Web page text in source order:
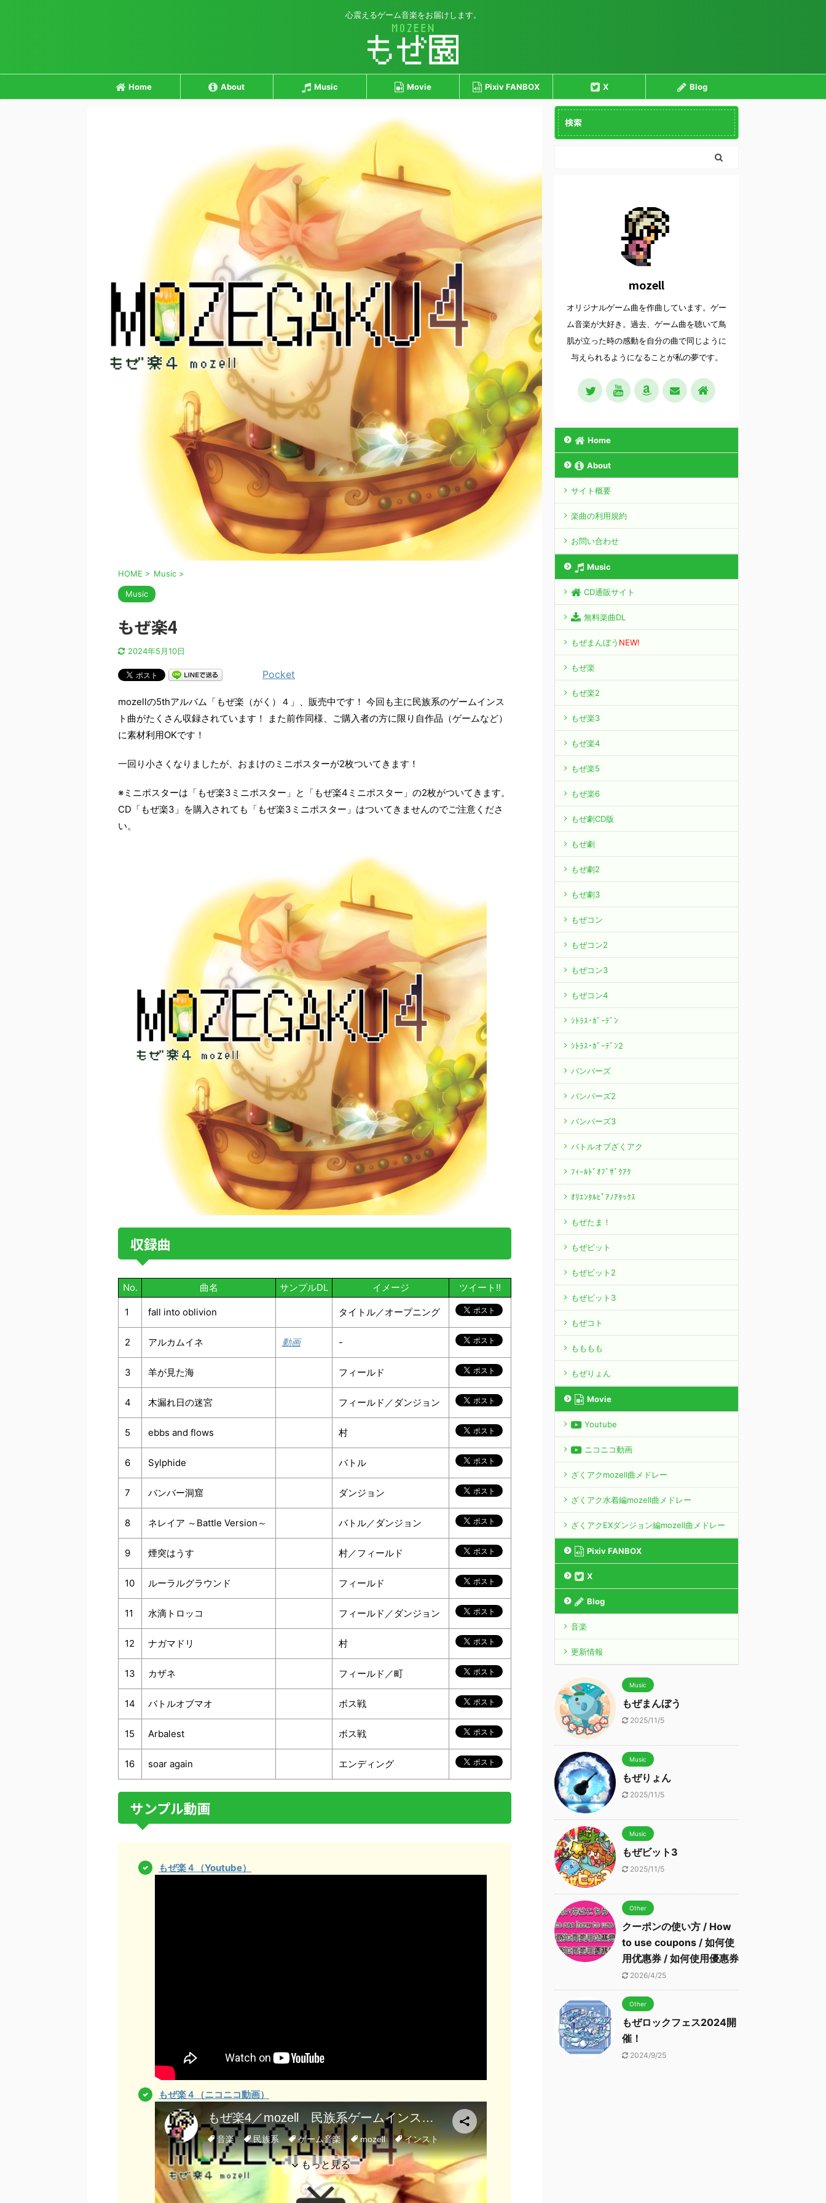
心震えるゲーム音楽をお届けします。
Home About Music Movie Pixiv FANBOX X Blog
HOME > Music >
Music
もぜ楽4
2024年5月10日
Pocket
mozellの5thアルバム「もぜ楽（がく）４」、販売中です！ 今回も主に民族系のゲームインス
ト曲がたくさん収録されています！ また前作同様、ご購入者の方に限り自作品（ゲームなど）
に素材利用OKです！
一回り小さくなりましたが、おまけのミニポスターが2枚ついてきます！
※ミニポスターは「もぜ楽3ミニポスター」と「もぜ楽4ミニポスター」の2枚がついてきます。
CD「もぜ楽3」を購入されても「もぜ楽3ミニポスター」はついてきませんのでご注意くださ
い。
収録曲
No. 曲名 サンプルDL イメージ ツイート!!
1 fall into oblivion タイトル／オープニング
2 アルカムイネ 動画 -
3 羊が見た海 フィールド
4 木漏れ日の迷宮 フィールド／ダンジョン
5 ebbs and flows 村
6 Sylphide バトル
7 バンバー洞窟 ダンジョン
8 ネレイア ～Battle Version～ バトル／ダンジョン
9 煙突はうす 村／フィールド
10 ルーラルグラウンド フィールド
11 水滴トロッコ フィールド／ダンジョン
12 ナガマドリ 村
13 カザネ フィールド／町
14 バトルオブマオ ボス戦
15 Arbalest ボス戦
16 soar again エンディング
サンプル動画
もぜ楽４（Youtube）
もぜ楽４（ニコニコ動画）
検索
mozell
オリジナルゲーム曲を作曲しています。ゲー
ム音楽が大好き。過去、ゲーム曲を聴いて鳥
肌が立った時の感動を自分の曲で同じように
与えられるようになることが私の夢です。
Home
About
サイト概要
楽曲の利用規約
お問い合わせ
Music
CD通販サイト
無料楽曲DL
もぜまんぼう NEW!
もぜ楽
もぜ楽2
もぜ楽3
もぜ楽4
もぜ楽5
もぜ楽6
もぜ劇CD版
もぜ劇
もぜ劇2
もぜ劇3
もぜコン
もぜコン2
もぜコン3
もぜコン4
ｼﾄﾗｽ･ｶﾞｰﾃﾞﾝ
ｼﾄﾗｽ･ｶﾞｰﾃﾞﾝ2
バンバーズ
バンバーズ2
バンバーズ3
バトルオブざくアク
ﾌｨｰﾙﾄﾞｵﾌﾞｻﾞｸｱｸ
ｵﾘｴﾝﾀﾙﾋﾟｱﾉｱﾀｯｸｽ
もぜたま！
もぜビット
もぜビット2
もぜビット3
もぜコト
もももも
もぜりょん
Movie
Youtube
ニコニコ動画
ざくアクmozell曲メドレー
ざくアク水着編mozell曲メドレー
ざくアクEXダンジョン編mozell曲メドレー
Pixiv FANBOX
X
Blog
音楽
更新情報
Music
もぜまんぼう
2025/11/5
Music
もぜりょん
2025/11/5
Music
もぜビット3
2025/11/5
Other
クーポンの使い方 / How
to use coupons / 如何使
用优惠券 / 如何使用優惠券
2026/4/25
Other
もぜロックフェス2024開
催！
2024/9/25